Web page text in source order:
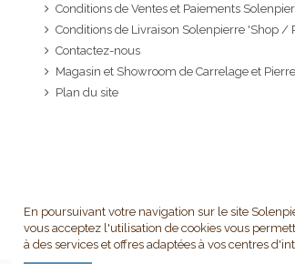
Conditions de Ventes et Paiements
Conditions de Livraison Solenpierre 'Shop /
Contactez-nous
Magasin et Showroom de Carrelage et
Plan du site
En poursuivant votre navigation sur le site
vous acceptez l'utilisation de cookies vous
à des services et offres adaptées à vos centres